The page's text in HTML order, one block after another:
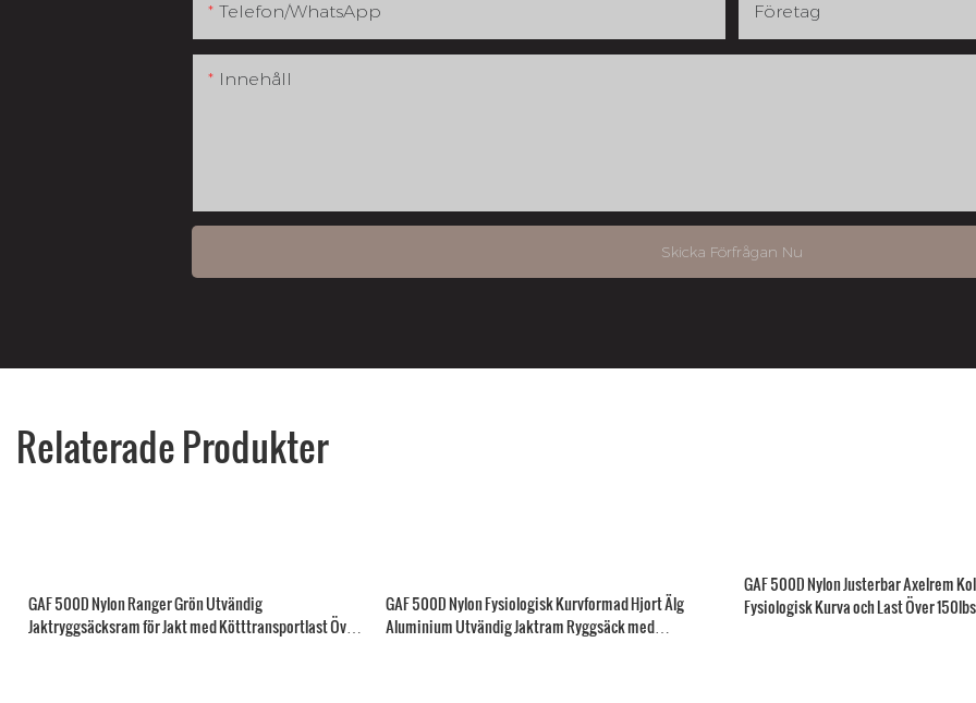
Telefon/whatsApp Företag
Innehåll
Skicka Förfrågan Nu
Relaterade Produkter
GAF 500D Nylon Ranger Grön Utvändig
Jaktryggsäcksram för Jakt med Kötttransportlast Över
GAF 500D Nylon Fysiologisk Kurvformad Hjort Älg
Aluminium Utvändig Jaktram Ryggsäck med
GAF 500D Nylon Justerbar Axelrem
Fysiologisk Kurva och Last Över